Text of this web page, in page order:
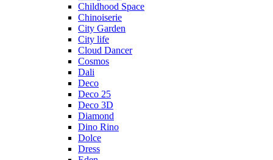
Childhood Space
Chinoiserie
City Garden
City life
Cloud Dancer
Cosmos
Dali
Deco
Deco 25
Deco 3D
Diamond
Dino Rino
Dolce
Dress